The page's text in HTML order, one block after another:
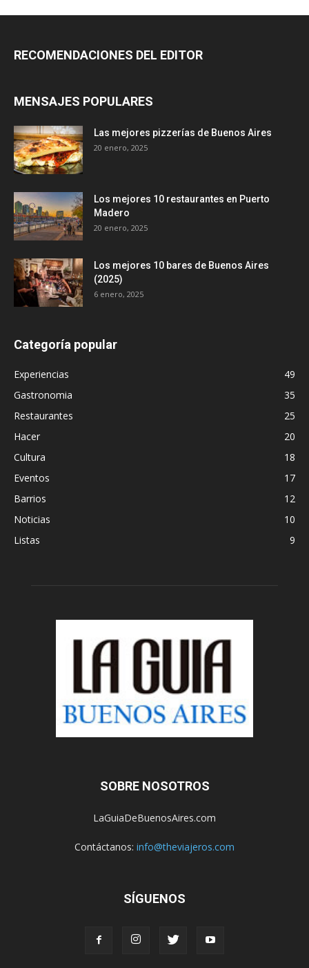
RECOMENDACIONES DEL EDITOR
MENSAJES POPULARES
Las mejores pizzerías de Buenos Aires
20 enero, 2025
Los mejores 10 restaurantes en Puerto
Madero
20 enero, 2025
Los mejores 10 bares de Buenos Aires
(2025)
6 enero, 2025
Categoría popular
Experiencias
49
Gastronomia
35
Restaurantes
25
Hacer
20
Cultura
18
Eventos
17
Barrios
12
Noticias
10
Listas
9
SOBRE NOSOTROS
LaGuiaDeBuenosAires.com
Contáctanos: info@theviajeros.com
SÍGUENOS